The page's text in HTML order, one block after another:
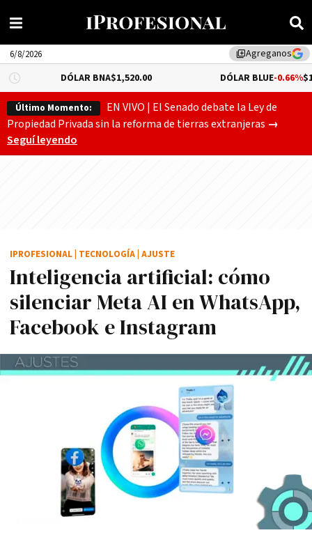
library_addAgreganos
6/8/2026
DÓLAR BNA$1,520.00 DÓLAR BLUE-0.66%$1,530.00
Último Momento:
EN VIVO | El Senado debate la Ley de
Propiedad Privada sin la reforma de tierras extranjeras →
Seguí leyendo
Inteligencia artificial: cómo
silenciar Meta AI en WhatsApp,
Facebook e Instagram
IPROFESIONAL TECNOLOGÍA AJUSTE